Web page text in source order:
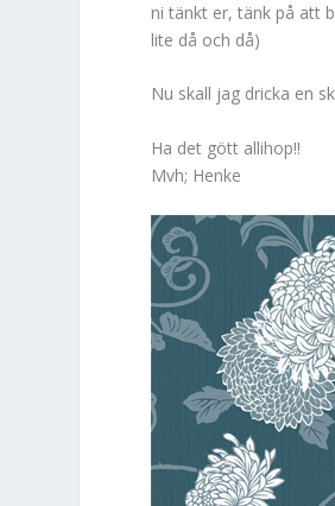
ni tänkt er, tänk på att
lite då och då)
Nu skall jag dricka en
Ha det gött allihop!!
Mvh; Henke